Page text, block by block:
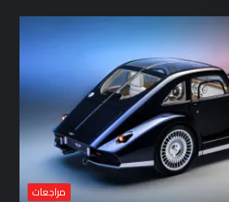
مراجعات